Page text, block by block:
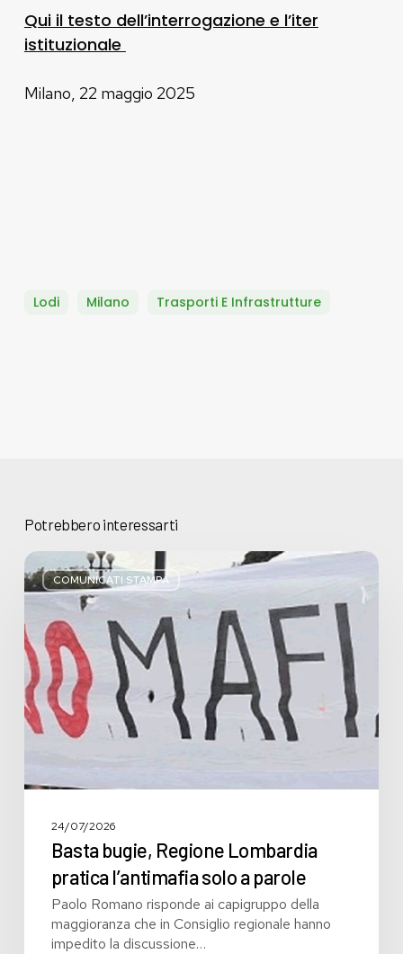
Qui il testo dell’interrogazione e l’iter
istituzionale
Milano, 22 maggio 2025
Lodi Milano Trasporti E Infrastrutture
Potrebbero interessarti
COMUNICATI STAMPA
Basta
bugie,
Regione
Lombardia
pratica
l’antimafia
solo
a
parole
24/07/2026
Basta bugie, Regione Lombardia
pratica l’antimafia solo a parole
Paolo Romano risponde ai capigruppo della
maggioranza che in Consiglio regionale hanno
impedito la discussione…